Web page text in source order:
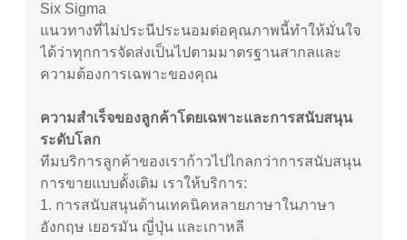
Six Sigma
แนวทางที่ไม่ประนีประนอมต่อคุณภาพนี้ทำให้มั่นใจ
ได้ว่าทุกการจัดส่งเป็นไปตามมาตรฐานสากลและ
ความต้องการเฉพาะของคุณ
ความสำเร็จของลูกค้าโดยเฉพาะและการสนับสนุน
ระดับโลก
ทีมบริการลูกค้าของเราก้าวไปไกลกว่าการสนับสนุน
การขายแบบดั้งเดิม เราให้บริการ:
1. การสนับสนุนด้านเทคนิคหลายภาษาในภาษา
อังกฤษ เยอรมัน ญี่ปุ่น และเกาหลี